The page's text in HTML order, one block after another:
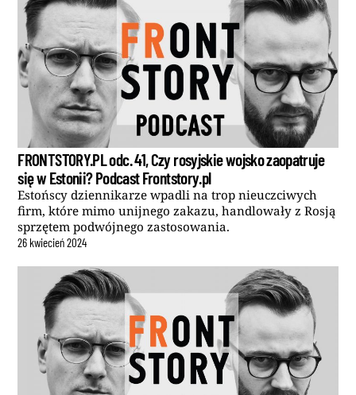
FRONTSTORY.PL odc. 41, Czy rosyjskie wojsko zaopatruje
się w Estonii? Podcast Frontstory.pl
Estońscy dziennikarze wpadli na trop nieuczciwych
firm, które mimo unijnego zakazu, handlowały z Rosją
sprzętem podwójnego zastosowania.
26 kwiecień2024